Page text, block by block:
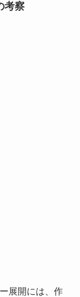
考察
展開には、作